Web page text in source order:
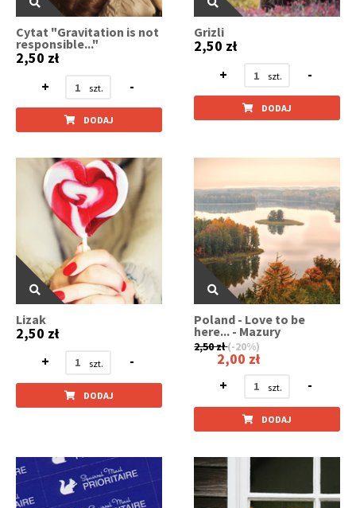
Cytat "Gravitation is not
responsible..."
2,50 zł
+
-
DODAJ
Grizli
2,50 zł
+
-
DODAJ
Lizak
2,50 zł
+
-
DODAJ
Poland - Love to be
here... - Mazury
2,50 zł(-20%)
2,00 zł
+
-
DODAJ